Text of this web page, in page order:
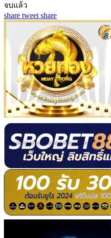
จบแล้ว
share tweet share